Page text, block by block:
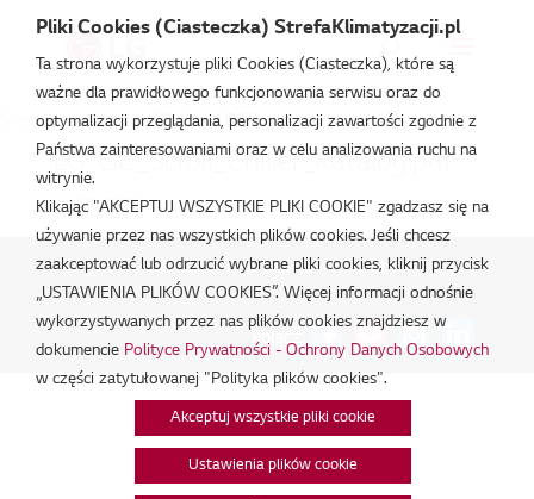
Strefa Klimatyzacji /KCHHxxxLDGC
LG_GC_Scroll_Chiller_Katalog.pdf
lut 19, 2026
Polityka Prywatności - Ochrona danych osobowych.|
Zarządzaj zgodami na pliki cookie
Połącz:
Pliki Cookies (Ciasteczka) StrefaKlimatyzacji.pl
Ta strona wykorzystuje pliki Cookies (Ciasteczka), które są
ważne dla prawidłowego funkcjonowania serwisu oraz do
optymalizacji przeglądania, personalizacji zawartości zgodnie z
Państwa zainteresowaniami oraz w celu analizowania ruchu na
witrynie.
Klikając "AKCEPTUJ WSZYSTKIE PLIKI COOKIE" zgadzasz się na
używanie przez nas wszystkich plików cookies. Jeśli chcesz
zaakceptować lub odrzucić wybrane pliki cookies, kliknij przycisk
„USTAWIENIA PLIKÓW COOKIES”. Więcej informacji odnośnie
wykorzystywanych przez nas plików cookies znajdziesz w
dokumencie Polityce Prywatności - Ochrony Danych Osobowych
w części zatytułowanej "Polityka plików cookies".
Akceptuj wszystkie pliki cookie
Ustawienia plików cookie